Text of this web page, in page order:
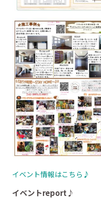
イベント情報はこちら♪
イベントreport♪